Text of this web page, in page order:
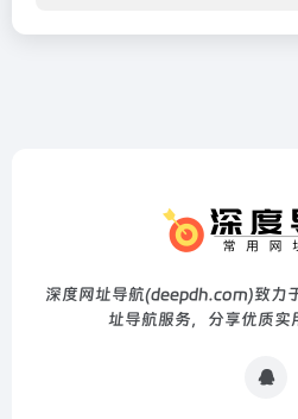
深度网址导航(deepdh.com)致力
址导航服务，分享优质实